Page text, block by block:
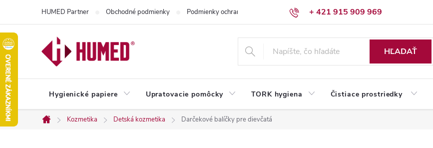
obsah
+ 421 915 909 969
HUMED Partner Obchodné podmienky Podmienky ochrany osobných údajov Reklamačný poriadok
HĽADAŤ
Hygienické papiere Upratovacie pomôcky TORK hygiena Čistiace prostriedky
Domov
Kozmetika Detská kozmetika Darčekové balíčky pre dievčatá